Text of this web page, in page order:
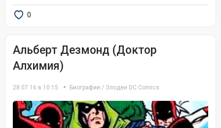
0
Альберт Дезмонд (Доктор
Алхимия)
28.07.16 в 10:15 Биографии / Злодеи DC Comics